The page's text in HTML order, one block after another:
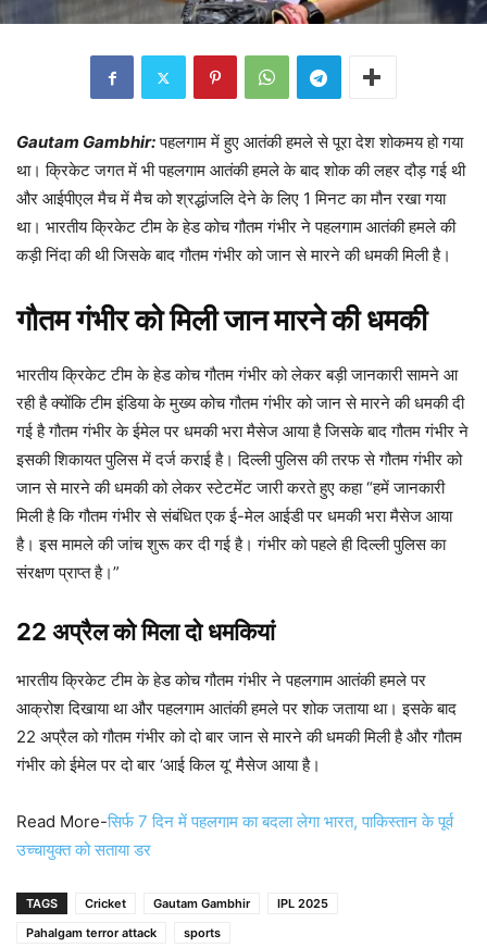
Gautam Gambhir:पहलगाम में हुए आतंकी हमले से पूरा देश शोकमय हो गया
था। क्रिकेट जगत में भी पहलगाम आतंकी हमले के बाद शोक की लहर दौड़ गई थी
और आईपीएल मैच में मैच को श्रद्धांजलि देने के लिए 1 मिनट का मौन रखा गया
था। भारतीय क्रिकेट टीम के हेड कोच गौतम गंभीर ने पहलगाम आतंकी हमले की
कड़ी निंदा की थी जिसके बाद गौतम गंभीर को जान से मारने की धमकी मिली है।
गौतम गंभीर को मिली जान मारने की धमकी
भारतीय क्रिकेट टीम के हेड कोच गौतम गंभीर को लेकर बड़ी जानकारी सामने आ
रही है क्योंकि टीम इंडिया के मुख्य कोच गौतम गंभीर को जान से मारने की धमकी दी
गई है गौतम गंभीर के ईमेल पर धमकी भरा मैसेज आया है जिसके बाद गौतम गंभीर ने
इसकी शिकायत पुलिस में दर्ज कराई है। दिल्ली पुलिस की तरफ से गौतम गंभीर को
जान से मारने की धमकी को लेकर स्टेटमेंट जारी करते हुए कहा “हमें जानकारी
मिली है कि गौतम गंभीर से संबंधित एक ई-मेल आईडी पर धमकी भरा मैसेज आया
है। इस मामले की जांच शुरू कर दी गई है। गंभीर को पहले ही दिल्ली पुलिस का
संरक्षण प्राप्त है।”
22 अप्रैल को मिला दो धमकियां
भारतीय क्रिकेट टीम के हेड कोच गौतम गंभीर ने पहलगाम आतंकी हमले पर
आक्रोश दिखाया था और पहलगाम आतंकी हमले पर शोक जताया था। इसके बाद
22 अप्रैल को गौतम गंभीर को दो बार जान से मारने की धमकी मिली है और गौतम
गंभीर को ईमेल पर दो बार ‘आई किल यू’ मैसेज आया है।
Read More-सिर्फ 7 दिन में पहलगाम का बदला लेगा भारत, पाकिस्तान के पूर्व
उच्चायुक्त को सताया डर
TAGS Cricket Gautam Gambhir
IPL 2025
Pahalgam terror attack
sports